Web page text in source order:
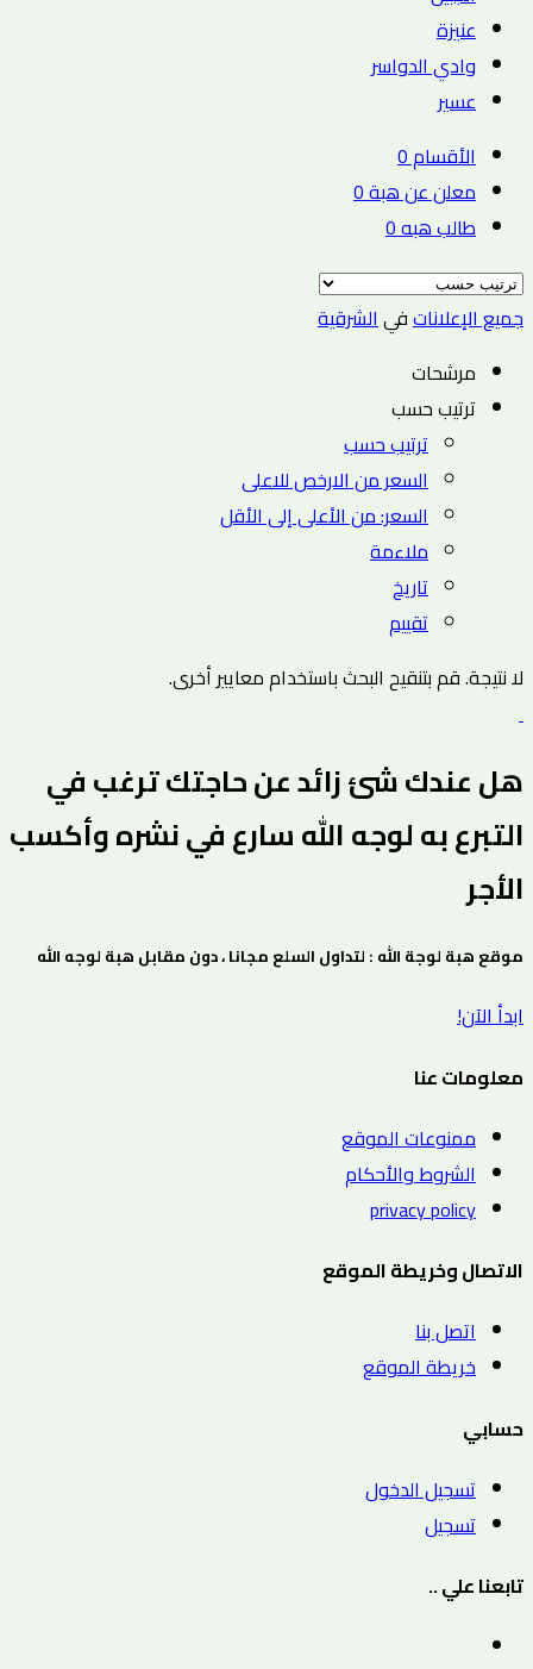
عنيزة
وادي الدواسر
عسير
الأقسام0
معلن عن هبة0
طالب هبه0
جميع الإعلاناتفيالشرقية
مرشحات
ترتيب حسب
ترتيب حسب
السعر من الارخص للاعلى
السعر: من الأعلى إلى الأقل
ملاءمة
تاريخ
تقييم
لا نتيجة. قم بتنقيح البحث باستخدام معايير أخرى.
هل عندك شئ زائد عن حاجتك ترغب في
التبرع به لوجه الله سارع في نشره وأكسب
الأجر
موقع هبة لوجة الله : لتداول السلع مجانا ، دون مقابل هبة لوجه الله
ابدأ الآن!
معلومات عنا
ممنوعات الموقع
الشروط والأحكام
privacy policy
الاتصال وخريطة الموقع
اتصل بنا
خريطة الموقع
حسابي
تسجيل الدخول
تسجيل
تابعنا علي ..